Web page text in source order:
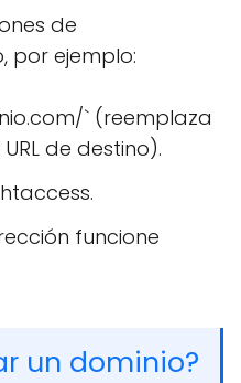
de
por ejemplo:
` (reemplaza
de destino).
funcione
un dominio?